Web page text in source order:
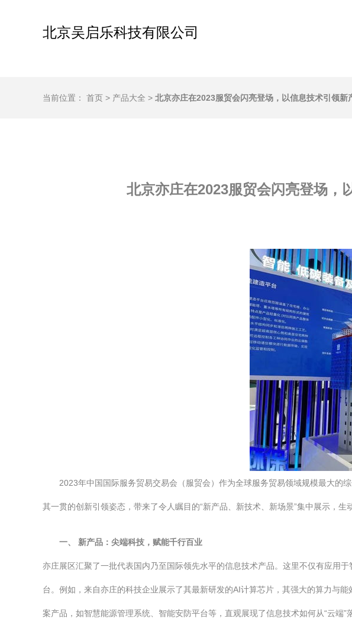
北京吴启乐科技有限公司
当前位置： 首页 > 产品大全 > 北京亦庄在2023服贸会闪亮登场，以信息技术引领新
北京亦庄在2023服贸会闪亮登场，
2023年中国国际服务贸易交易会（服贸会）作为全球服务贸易领域规模最大的
其一贯的创新引领姿态，带来了令人瞩目的“新产品、新技术、新场景”集中展示，
一、 新产品：尖端科技，赋能千行百业
亦庄展区汇聚了一批代表国内乃至国际领先水平的信息技术产品。这里不仅有应用
台。例如，来自亦庄的科技企业展示了其最新研发的AI计算芯片，其强大的算力与
案产品，如智慧能源管理系统、智能安防平台等，直观展现了信息技术如何从“云端